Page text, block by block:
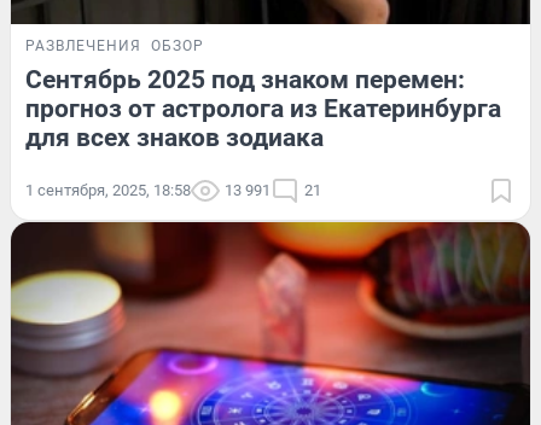
РАЗВЛЕЧЕНИЯ ОБЗОР
Сентябрь 2025 под знаком перемен:
прогноз от астролога из Екатеринбурга
для всех знаков зодиака
1 сентября, 2025, 18:58 13 991 21